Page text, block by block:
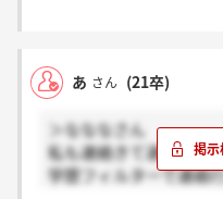
あ さん (21卒)
＞なななさん
私も連絡きて選考中で
学歴フィルターで連絡